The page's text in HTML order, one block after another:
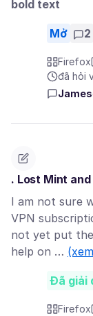
bold text
Mở 2
Firefox
đã hỏi
James
. Lost Mint
I am not sure
VPN
not yet put
help on …
Đã giải
Firefox